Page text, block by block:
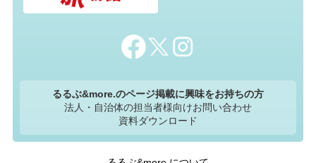
るるぶ&more.のページ掲載に興味をお持ちの方
法人・自治体の担当者様向けお問い合わせ
資料ダウンロード